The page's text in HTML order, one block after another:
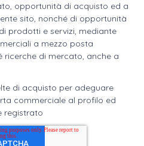
opportunità di acquisto ed a
sito, nonché di opportunità
prodotti e servizi, mediante
a mezzo posta
ricerche di mercato, anche a
di acquisto per adeguare
commerciale al profilo ed
registrato